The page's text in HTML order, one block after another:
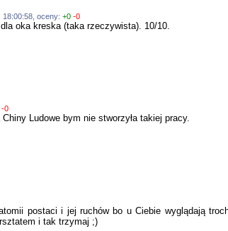
18:00:58, oceny:+0 -0
oka kreska (taka rzeczywista). 10/10.
-0
Ludowe bym nie stworzyła takiej pracy.
postaci i jej ruchów bo u Ciebie wyglądają
i tak trzymaj ;)